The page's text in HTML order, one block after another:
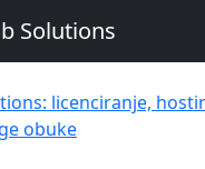
Solutions
licenciranje,
obuke